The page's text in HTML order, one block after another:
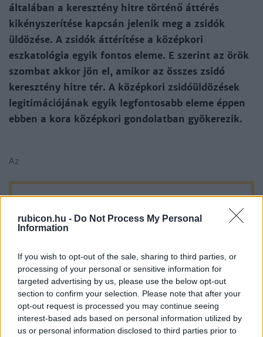
rubicon.hu - Do Not Process My Personal
Information
If you wish to opt-out of the sale, sharing to third parties, or
processing of your personal or sensitive information for
targeted advertising by us, please use the below opt-out
section to confirm your selection. Please note that after your
opt-out request is processed you may continue seeing
interest-based ads based on personal information utilized by
us or personal information disclosed to third parties prior to
általában a keresztény hitre történő áttérés
kikényszerítése kapcsán jelenik meg a zsidók
üldözése. A zsidók áttérítése a középkori
eszkatológia egyik fontos eleme. E szerint az örök
szombat akkor jön el, amikor az összes zsidó
keresztény hitre tér. A középkori zsidóüldözések
legitimációjának egyik legfontosabb eleme éppen
ebben a kora középkori gondolatban gyökerezik.
Az
Próbálja ki a Rubicon Online-t
mindössze 200 Ft-ért
Előfizetőként korlátlan hozzáférést kap
minden történelmi tartalmunkhoz:
A legújabb Rubicon-lapszámok